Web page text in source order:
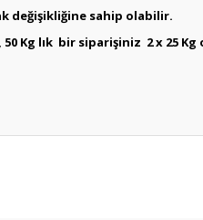
değişikliğine sahip olabilir.
Kg lık bir siparişiniz 2 x 25